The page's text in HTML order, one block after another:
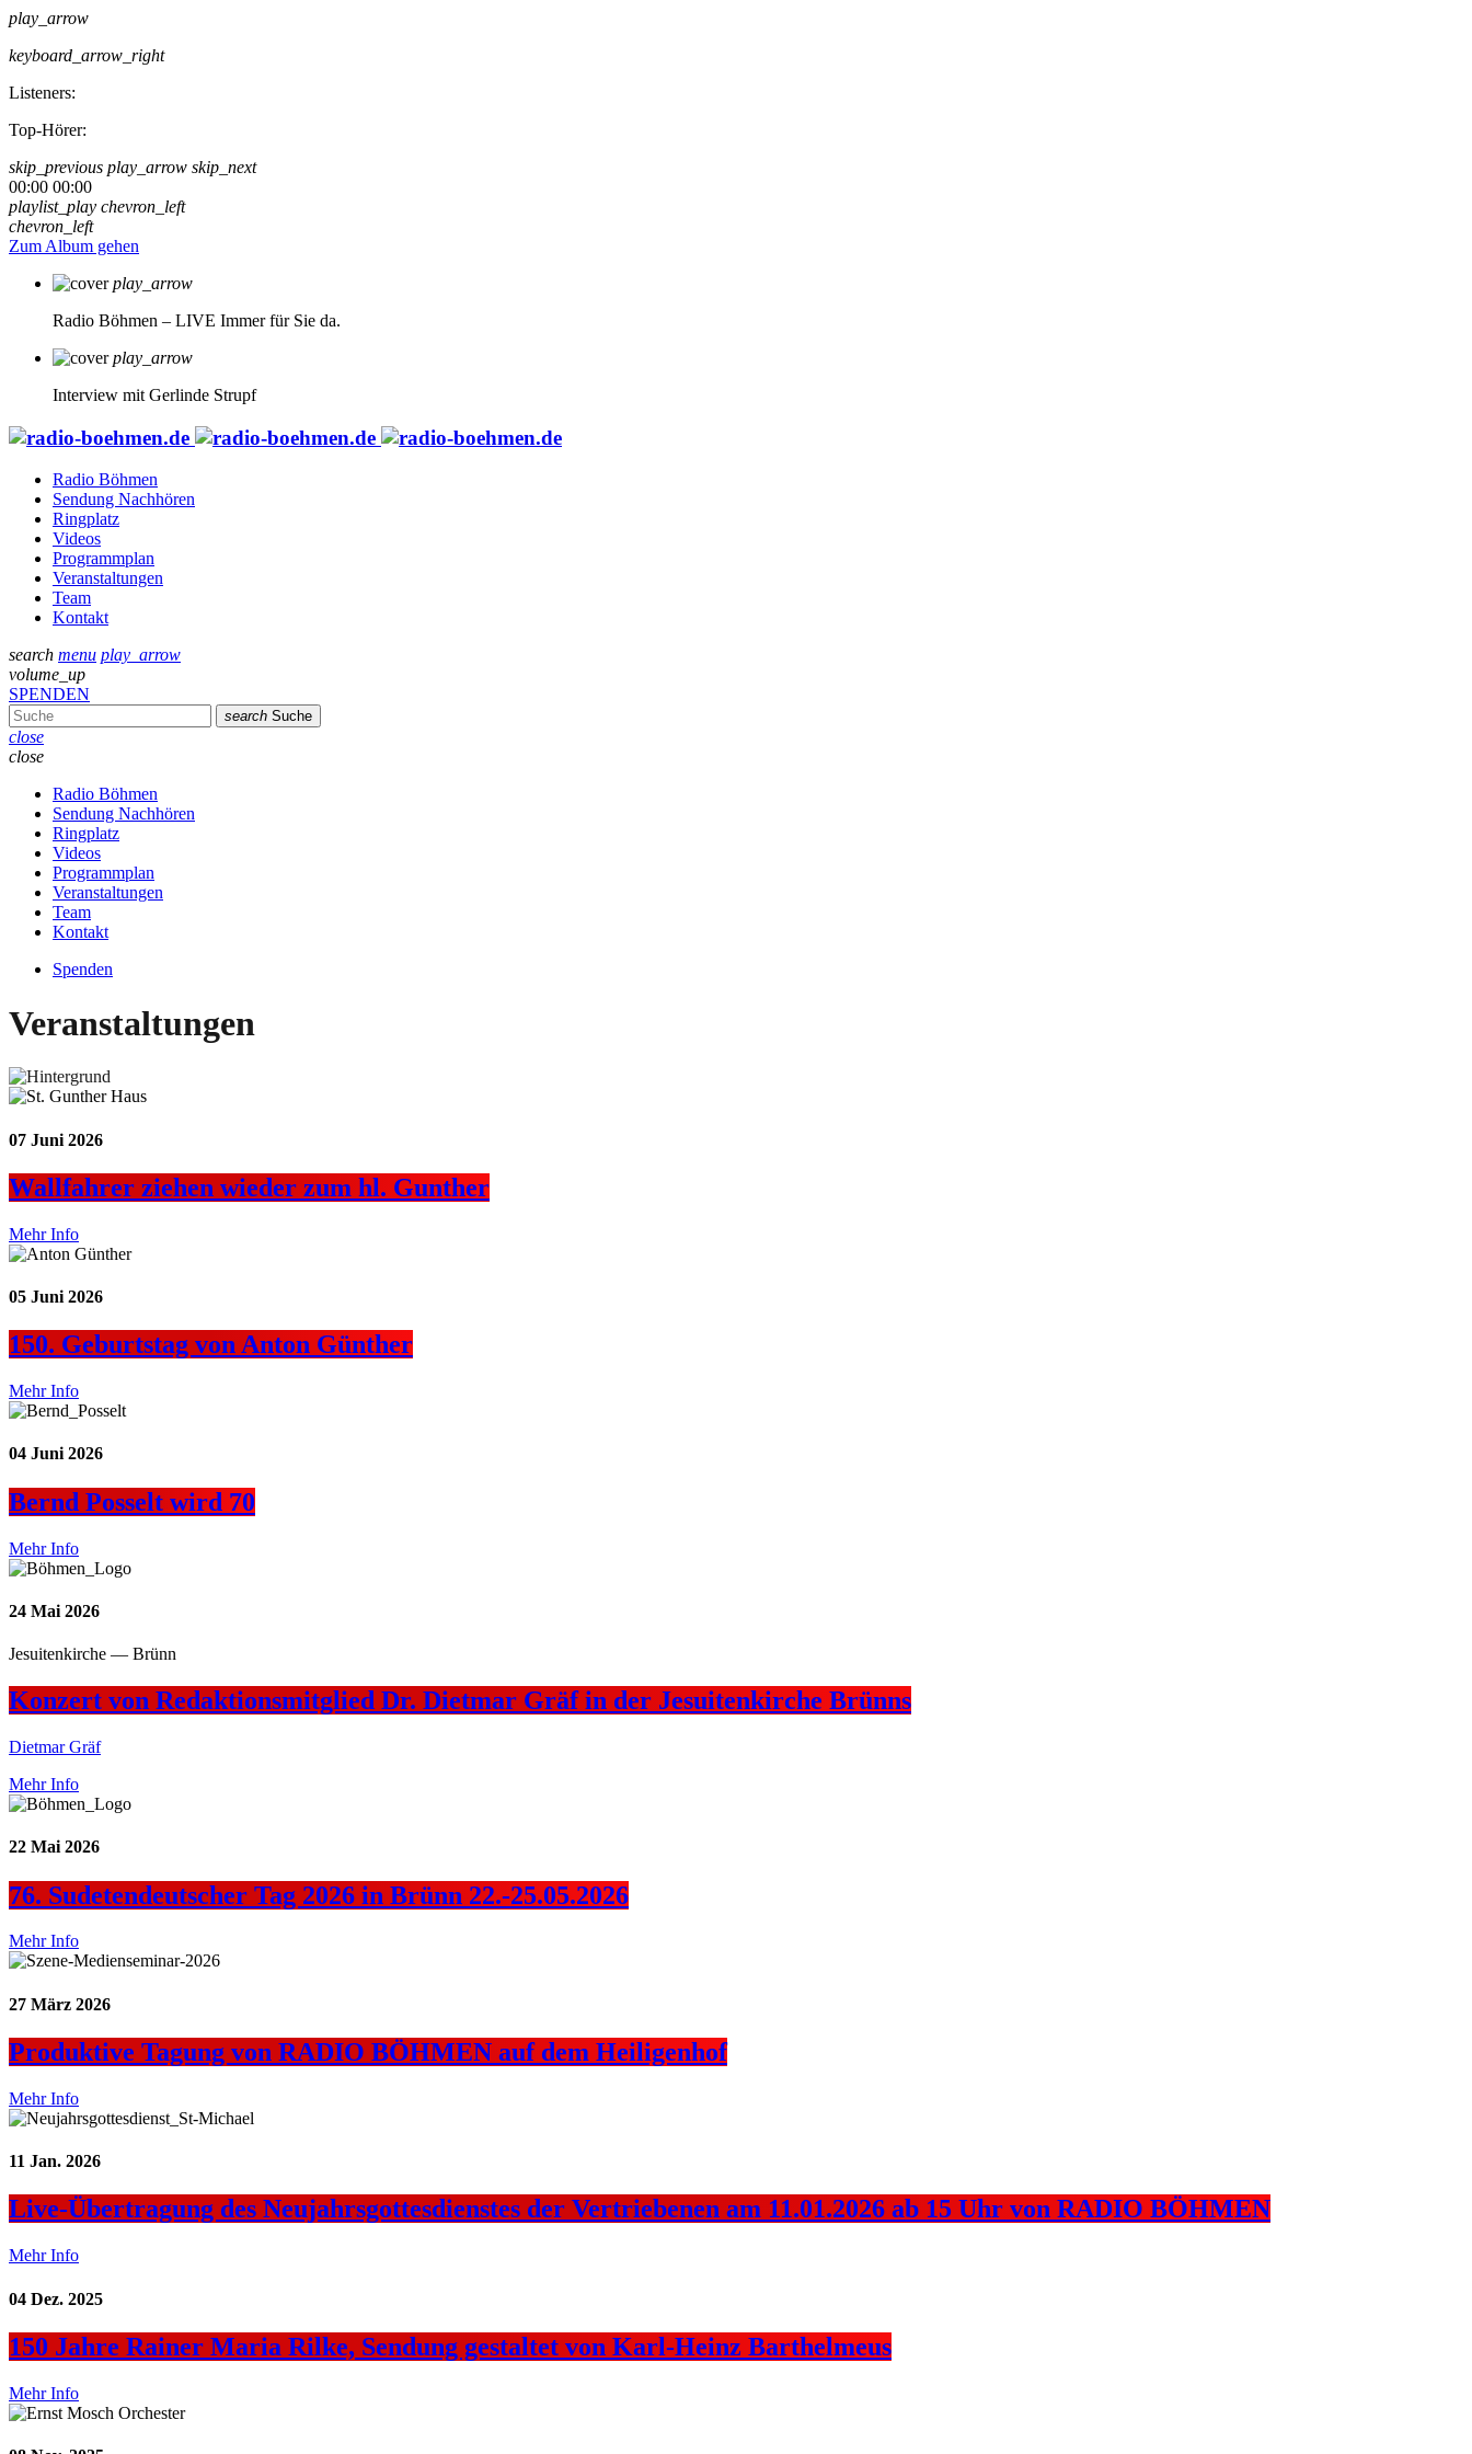
play_arrow
keyboard_arrow_right
Listeners:
Top-Hörer:
skip_previous play_arrow skip_next
00:00 00:00
playlist_play chevron_left
chevron_left
Zum Album gehen
play_arrow
Radio Böhmen – LIVE Immer für Sie da.
play_arrow
Interview mit Gerlinde Strupf
Radio Böhmen
Sendung Nachhören
Ringplatz
Videos
Programmplan
Veranstaltungen
Team
Kontakt
search menu play_arrow
volume_up
SPENDEN
search Suche
close
close
Radio Böhmen
Sendung Nachhören
Ringplatz
Videos
Programmplan
Veranstaltungen
Team
Kontakt
Spenden
Veranstaltungen
07 Juni 2026
Wallfahrer ziehen wieder zum hl. Gunther
Mehr Info
05 Juni 2026
150. Geburtstag von Anton Günther
Mehr Info
04 Juni 2026
Bernd Posselt wird 70
Mehr Info
24 Mai 2026
Jesuitenkirche — Brünn
Konzert von Redaktionsmitglied Dr. Dietmar Gräf in der Jesuitenkirche Brünns
Dietmar Gräf
Mehr Info
22 Mai 2026
76. Sudetendeutscher Tag 2026 in Brünn 22.-25.05.2026
Mehr Info
27 März 2026
Produktive Tagung von RADIO BÖHMEN auf dem Heiligenhof
Mehr Info
11 Jan. 2026
Live-Übertragung des Neujahrsgottesdienstes der Vertriebenen am 11.01.2026 ab 15 Uhr von RADIO BÖHMEN
Mehr Info
04 Dez. 2025
150 Jahre Rainer Maria Rilke, Sendung gestaltet von Karl-Heinz Barthelmeus
Mehr Info